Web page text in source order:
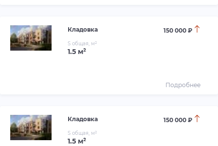
Кладовка 150 000 ₽
S общая, м²
1.5 м²
Подробнее
Кладовка 150 000 ₽
S общая, м²
1.5 м²